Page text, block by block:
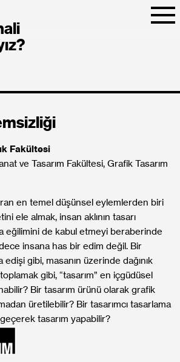
Fakültesi
ve Tasarım Fakültesi, Grafik Tasarım
en temel düşünsel eylemlerden biri
ele almak, insan aklının tasarı
eğilimini de kabul etmeyi beraberinde
insana has bir edim değil. Bir
gibi, masanın üzerinde dağınık
gibi, “tasarım” en içgüdüsel
Bir tasarım ürünü olarak grafik
üretilebilir? Bir tasarımcı tasarlama
tasarım yapabilir?